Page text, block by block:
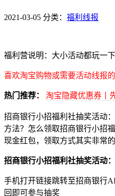
2021-03-05 分类： 福利线报
福利营说明：大小活动都玩一
喜欢淘宝购物或需要活动线报
热门推荐： 淘宝隐藏优惠券丨
招商银行小招福利社抽奖活动
方法？怎么领取招商银行小招
现金红包，领取方式其实非常
招商银行小招福利社抽奖活动
手机打开链接跳转至招商银行
回即可参与抽奖